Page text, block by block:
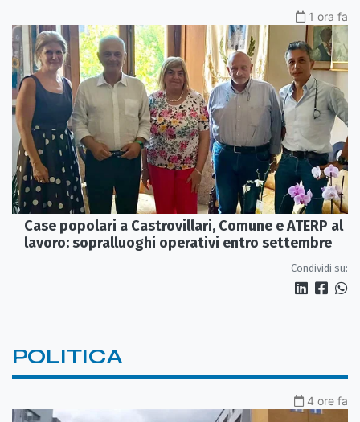
1 ora fa
Case popolari a Castrovillari, Comune e ATERP al
lavoro: sopralluoghi operativi entro settembre
Condividi su:
POLITICA
4 ore fa